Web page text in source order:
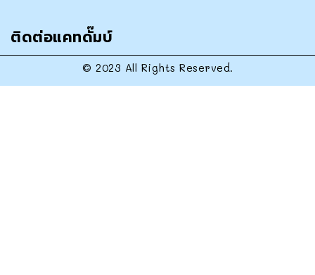
ติดต่อแคทดั๊มบ์
© 2023 All Rights Reserved.